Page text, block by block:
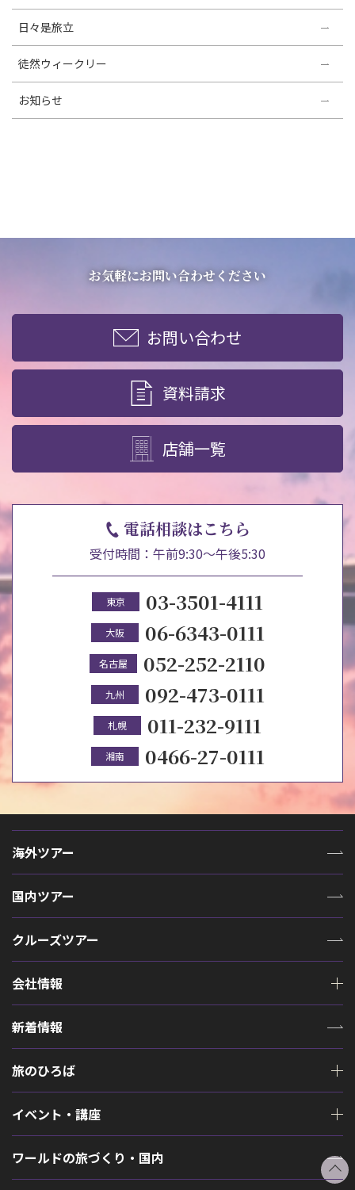
日々是旅立
徒然ウィークリー
お知らせ
お気軽にお問い合わせください
お問い合わせ
資料請求
店舗一覧
電話相談はこちら
受付時間：午前9:30～午後5:30
東京 03-3501-4111
大阪 06-6343-0111
名古屋 052-252-2110
九州 092-473-0111
札幌 011-232-9111
湘南 0466-27-0111
海外ツアー
国内ツアー
クルーズツアー
会社情報
新着情報
旅のひろば
イベント・講座
ワールドの旅づくり・国内